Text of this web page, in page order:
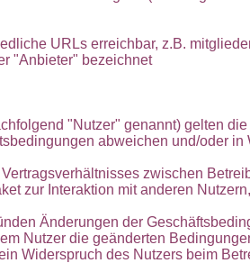
URLs erreichbar, z.B.
"Anbieter" bezeichnet
"Nutzer" genannt) gelten
abweichen und/oder
zwischen
zur Interaktion mit anderen
Änderungen der
Nutzer die geänderten
Widerspruch des Nutzers beim